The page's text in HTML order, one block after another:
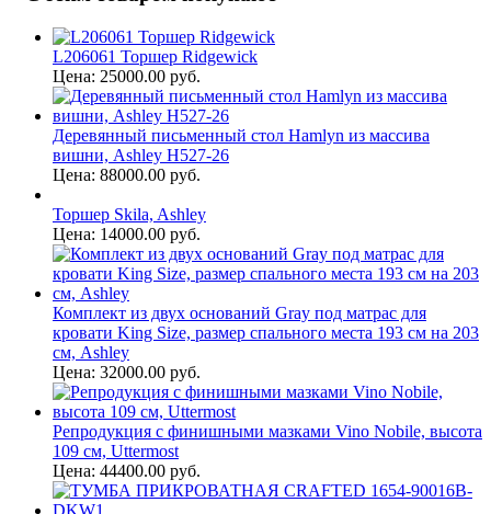
L206061 Торшер Ridgewick
Цена: 25000.00 руб.
Деревянный письменный стол Hamlyn из массива
вишни, Ashley H527-26
Цена: 88000.00 руб.
Торшер Skila, Ashley
Цена: 14000.00 руб.
Комплект из двух оснований Gray под матрас для
кровати King Size, размер спального места 193 см на 203
см, Ashley
Цена: 32000.00 руб.
Репродукция с финишными мазками Vino Nobile, высота
109 см, Uttermost
Цена: 44400.00 руб.